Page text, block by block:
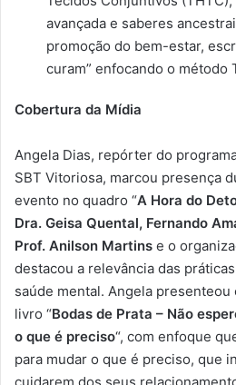
avançada e saberes
promoção do bem-estar,
curam” enfocando o método
Cobertura da Mídia
Angela Dias, repórter do
SBT Vitoriosa, marcou presença
evento no quadro “A Hora do
Dra. Geisa Quental, Fernando
Prof. Anilson Martins e o
destacou a relevância das
saúde mental. Angela
livro “Bodas de Prata – Não
o que é preciso“, com enfoque
para mudar o que é preciso, que